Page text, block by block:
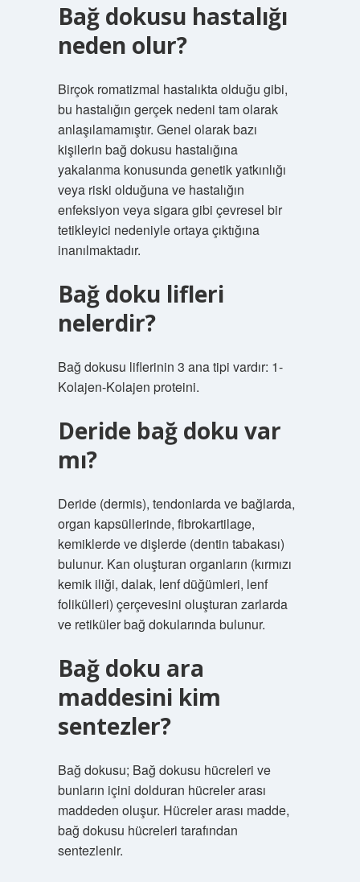
Bağ dokusu hastalığı
neden olur?
Birçok romatizmal hastalıkta olduğu gibi,
bu hastalığın gerçek nedeni tam olarak
anlaşılamamıştır. Genel olarak bazı
kişilerin bağ dokusu hastalığına
yakalanma konusunda genetik yatkınlığı
veya riski olduğuna ve hastalığın
enfeksiyon veya sigara gibi çevresel bir
tetikleyici nedeniyle ortaya çıktığına
inanılmaktadır.
Bağ doku lifleri
nelerdir?
Bağ dokusu liflerinin 3 ana tipi vardır: 1-
Kolajen-Kolajen proteini.
Deride bağ doku var
mı?
Deride (dermis), tendonlarda ve bağlarda,
organ kapsüllerinde, fibrokartilage,
kemiklerde ve dişlerde (dentin tabakası)
bulunur. Kan oluşturan organların (kırmızı
kemik iliği, dalak, lenf düğümleri, lenf
folikülleri) çerçevesini oluşturan zarlarda
ve retiküler bağ dokularında bulunur.
Bağ doku ara
maddesini kim
sentezler?
Bağ dokusu; Bağ dokusu hücreleri ve
bunların içini dolduran hücreler arası
maddeden oluşur. Hücreler arası madde,
bağ dokusu hücreleri tarafından
sentezlenir.